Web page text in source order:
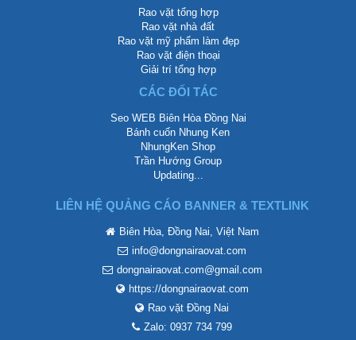
Rao vặt tổng hợp
Rao vặt nhà đất
Rao vặt mỹ phẩm làm đẹp
Rao vặt điện thoại
Giải trí tổng hợp
CÁC ĐỐI TÁC
Seo WEB Biên Hòa Đồng Nai
Bánh cuốn Nhung Ken
NhungKen Shop
Trần Hướng Group
Updating...
LIÊN HỆ QUẢNG CÁO BANNER & TEXTLINK
Biên Hòa, Đồng Nai, Việt Nam
info@dongnairaovat.com
dongnairaovat.com@gmail.com
https://dongnairaovat.com
Rao vặt Đồng Nai
Zalo: 0937 734 799